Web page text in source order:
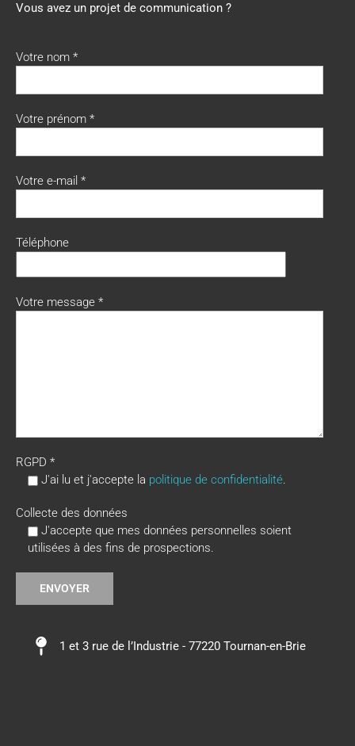
Vous avez un projet de communication ?
Votre nom *
Votre prénom *
Votre e-mail *
Téléphone
Votre message *
RGPD *
J'ai lu et j'accepte la politique de confidentialité.
Collecte des données
J'accepte que mes données personnelles soient
utilisées à des fins de prospections.
1 et 3 rue de l’Industrie - 77220 Tournan-en-Brie